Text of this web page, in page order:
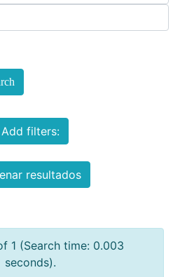
Add filters:
resultados
1 (Search time: 0.003
seconds).